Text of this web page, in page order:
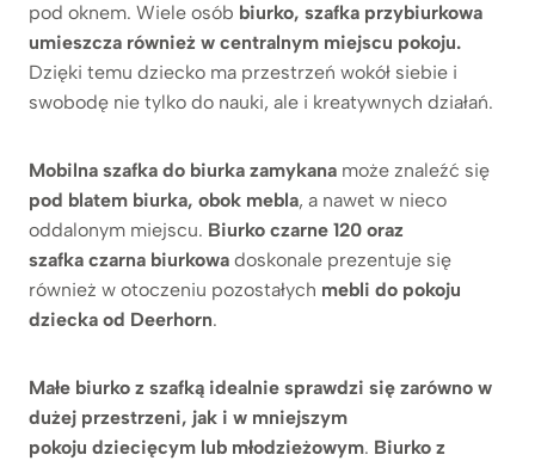
pod oknem. Wiele osób biurko, szafka przybiurkowa
umieszcza również w centralnym miejscu pokoju.
Dzięki temu dziecko ma przestrzeń wokół siebie i
swobodę nie tylko do nauki, ale i kreatywnych działań.
Mobilna szafka do biurka zamykana może znaleźć się
pod blatem biurka, obok mebla, a nawet w nieco
oddalonym miejscu. Biurko czarne 120 oraz
szafka czarna biurkowa doskonale prezentuje się
również w otoczeniu pozostałych mebli do pokoju
dziecka od Deerhorn.
Małe biurko z szafką idealnie sprawdzi się zarówno w
dużej przestrzeni, jak i w mniejszym
pokoju dziecięcym lub młodzieżowym. Biurko z